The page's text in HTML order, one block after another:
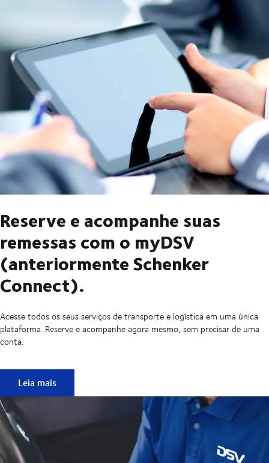
Reserve e acompanhe suas
remessas com o myDSV
(anteriormente Schenker
Connect).
Acesse todos os seus serviços de transporte e logística em uma única
plataforma. Reserve e acompanhe agora mesmo, sem precisar de uma
conta.
Reserve e acompanhe suas remessas com o myDSV
Leia mais